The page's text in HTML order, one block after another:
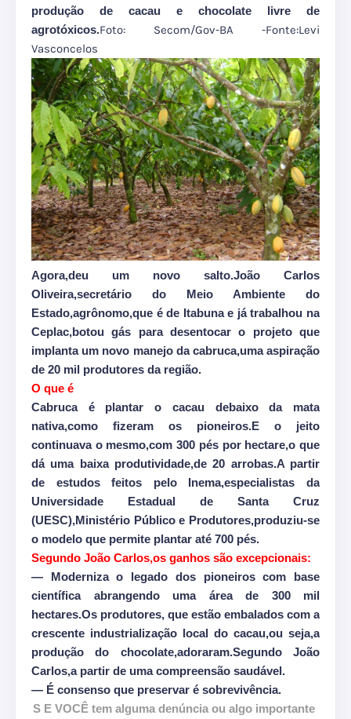
produção de cacau e chocolate livre de
agrotóxicos.Foto: Secom/Gov-BA -Fonte:Levi
Vasconcelos
Agora,deu um novo salto.João Carlos
Oliveira,secretário do Meio Ambiente do
Estado,agrônomo,que é de Itabuna e já trabalhou na
Ceplac,botou gás para desentocar o projeto que
implanta um novo manejo da cabruca,uma aspiração
de 20 mil produtores da região.
O que é
Cabruca é plantar o cacau debaixo da mata
nativa,como fizeram os pioneiros.E o jeito
continuava o mesmo,com 300 pés por hectare,o que
dá uma baixa produtividade,de 20 arrobas.A partir
de estudos feitos pelo Inema,especialistas da
Universidade Estadual de Santa Cruz
(UESC),Ministério Público e Produtores,produziu-se
o modelo que permite plantar até 700 pés.
Segundo João Carlos,os ganhos são excepcionais:
— Moderniza o legado dos pioneiros com base
científica abrangendo uma área de 300 mil
hectares.Os produtores, que estão embalados com a
crescente industrialização local do cacau,ou seja,a
produção do chocolate,adoraram.Segundo João
Carlos,a partir de uma compreensão saudável.
— É consenso que preservar é sobrevivência.
S E VOCÊ tem alguma denúncia ou algo importante